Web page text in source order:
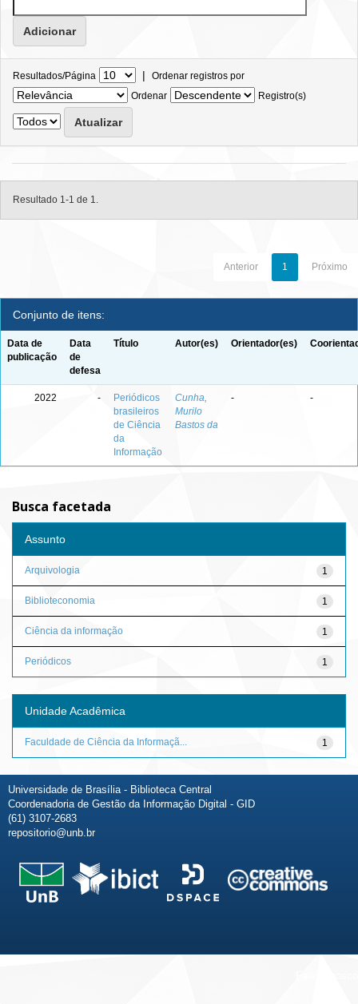
Resultados/Página | Ordenar registros por
Ordenar
Registro(s)
Resultado 1-1 de 1.
Anterior 1 Próximo
Conjunto de itens:
Data de
publicação
Data
de
defesa
Título Autor(es) Orientador(es)
2022 -
Periódicos
brasileiros
de Ciência
da
Informação
Cunha,
Murilo
Bastos da
- -
Busca facetada
Assunto
1
Arquivologia
1
Biblioteconomia
1
Ciência da informação
1
Periódicos
Unidade Acadêmica
1
Faculdade de Ciência da Informaçã...
Universidade de Brasília - Biblioteca Central
Coordenadoria de Gestão da Informação Digital - GID
(61) 3107-2683
repositorio@unb.br